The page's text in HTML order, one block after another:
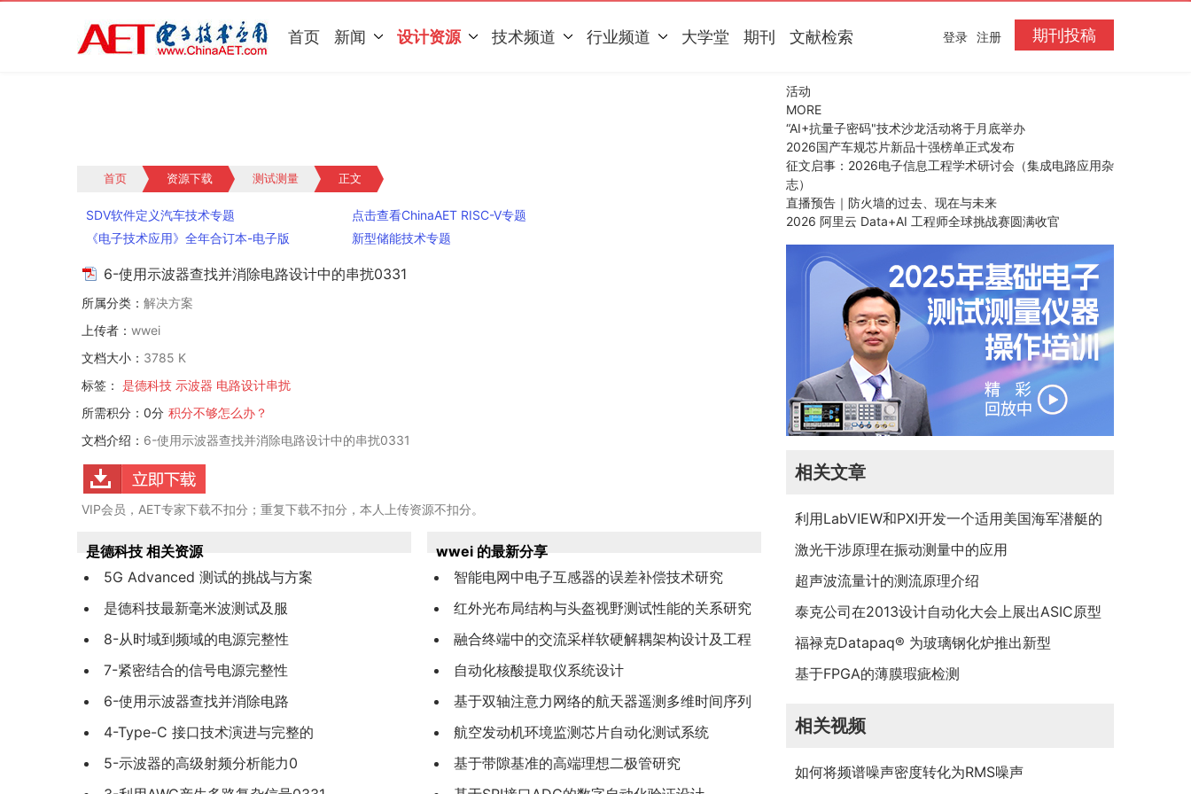
首页 新闻 设计资源 技术频道 行业频道 大学堂 期刊 文献检索 期刊投稿
登录 注册
首页 资源下载 测试测量 正文
SDV软件定义汽车技术专题
点击查看ChinaAET RISC-V专题
《电子技术应用》全年合订本-电子版
新型储能技术专题
6-使用示波器查找并消除电路设计中的串扰0331
所属分类： 解决方案
上传者： wwei
文档大小： 3785 K
标签： 是德科技 示波器 电路设计串扰
所需积分：0分 积分不够怎么办？
文档介绍： 6-使用示波器查找并消除电路设计中的串扰0331
VIP会员，AET专家下载不扣分；重复下载不扣分，本人上传资源不扣分。
是德科技 相关资源
5G Advanced 测试的挑战与方案
是德科技最新毫米波测试及服
8-从时域到频域的电源完整性
7-紧密结合的信号电源完整性
6-使用示波器查找并消除电路
4-Type-C 接口技术演进与完整的
5-示波器的高级射频分析能力0
wwei 的最新分享
智能电网中电子互感器的误差补偿技术研究
红外光布局结构与头盔视野测试性能的关系研究
融合终端中的交流采样软硬解耦架构设计及工程
应用自动化核酸提取仪系统设计
基于双轴注意力网络的航天器遥测多维时间序列
异常检测
航空发动机环境监测芯片自动化测试系统
基于带隙基准的高端理想二极管研究
活动
MORE
“AI+抗量子密码"技术沙龙活动将于月底举办
2026国产车规芯片新品十强榜单正式发布
征文启事：2026电子信息工程学术研讨会（集成电路应用杂
志）
直播预告｜防火墙的过去、现在与未来
2026 阿里云 Data+AI 工程师全球挑战赛圆满收官
相关文章
利用LabVIEW和PXI开发一个适用美国海军潜艇的
性能验证与错误检测系统
激光干涉原理在振动测量中的应用
超声波流量计的测流原理介绍
泰克公司在2013设计自动化大会上展出ASIC原型
调试解决方案
福禄克Datapaq® 为玻璃钢化炉推出新型
Furnace Tracker® 在线温度曲线测试系统
基于FPGA的薄膜瑕疵检测
相关视频
如何将频谱噪声密度转化为RMS噪声